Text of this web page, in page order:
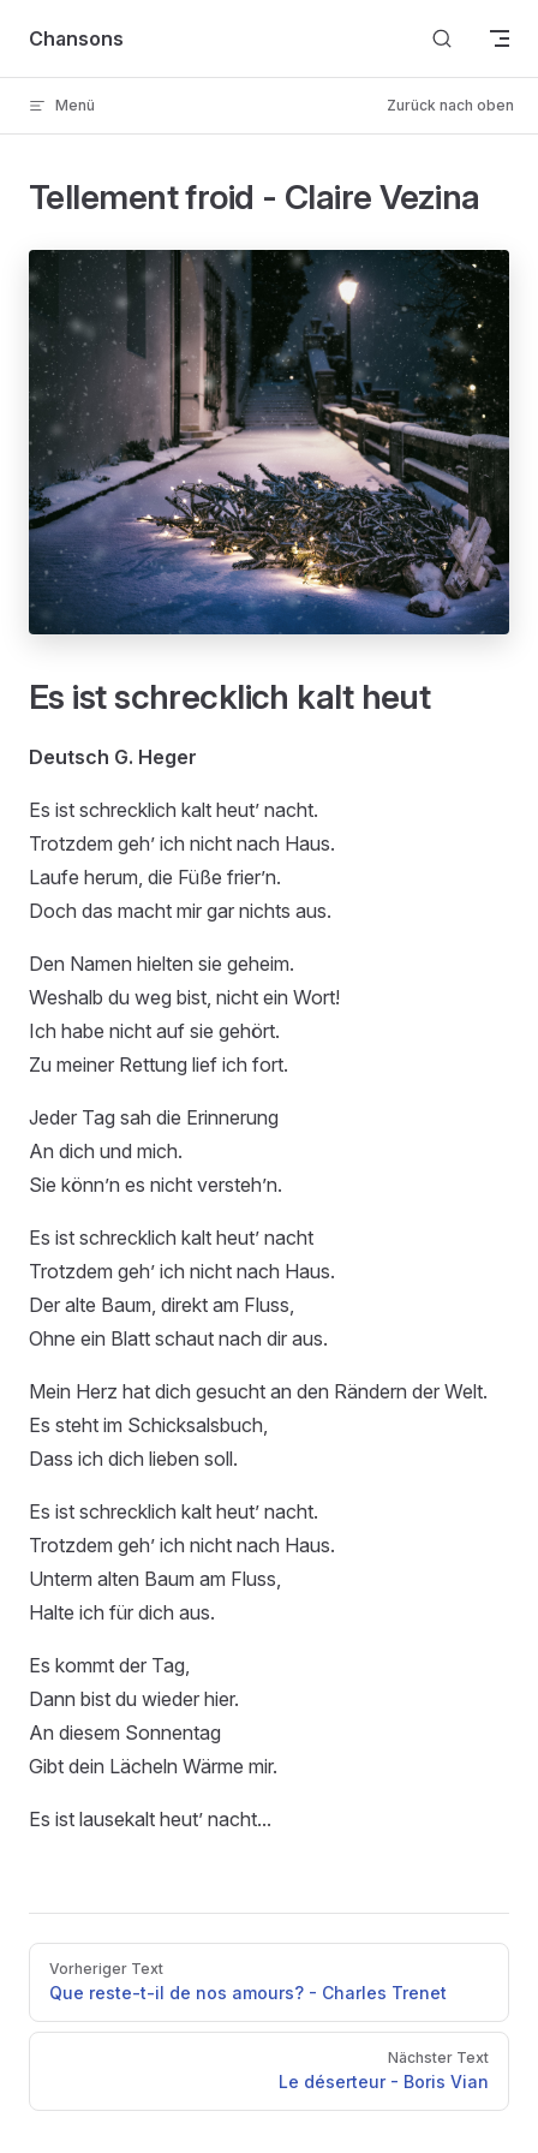
Skip to content
Chansons
Menü Zurück nach oben
Tellement froid - Claire Vezina
Es ist schrecklich kalt heut
Deutsch G. Heger
Es ist schrecklich kalt heut’ nacht.
Trotzdem geh’ ich nicht nach Haus.
Laufe herum, die Füße frier’n.
Doch das macht mir gar nichts aus.
Den Namen hielten sie geheim.
Weshalb du weg bist, nicht ein Wort!
Ich habe nicht auf sie gehört.
Zu meiner Rettung lief ich fort.
Jeder Tag sah die Erinnerung
An dich und mich.
Sie könn’n es nicht versteh’n.
Es ist schrecklich kalt heut’ nacht
Trotzdem geh’ ich nicht nach Haus.
Der alte Baum, direkt am Fluss,
Ohne ein Blatt schaut nach dir aus.
Mein Herz hat dich gesucht an den Rändern der Welt.
Es steht im Schicksalsbuch,
Dass ich dich lieben soll.
Es ist schrecklich kalt heut’ nacht.
Trotzdem geh’ ich nicht nach Haus.
Unterm alten Baum am Fluss,
Halte ich für dich aus.
Es kommt der Tag,
Dann bist du wieder hier.
An diesem Sonnentag
Gibt dein Lächeln Wärme mir.
Es ist lausekalt heut’ nacht...
Pager
Vorheriger Text
Que reste-t-il de nos amours? - Charles Trenet
Nächster Text
Le déserteur - Boris Vian